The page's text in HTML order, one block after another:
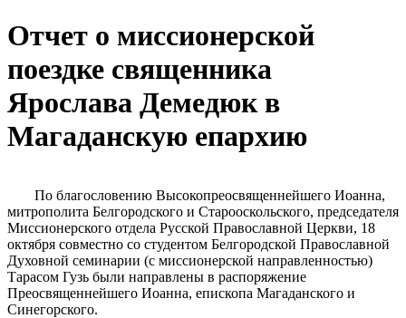
Отчет о миссионерской
поездке священника
Ярослава Демедюк в
Магаданскую епархию
По благословению Высокопреосвященнейшего Иоанна,
митрополита Белгородского и Старооскольского, председателя
Миссионерского отдела Русской Православной Церкви, 18
октября совместно со студентом Белгородской Православной
Духовной семинарии (с миссионерской направленностью)
Тарасом Гузь были направлены в распоряжение
Преосвященнейшего Иоанна, епископа Магаданского и
Синегорского.